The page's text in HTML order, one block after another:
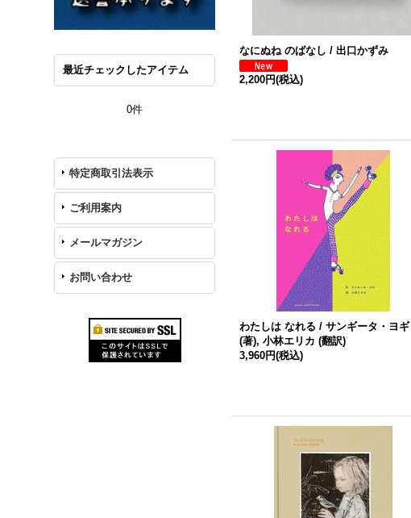
最近チェックしたアイテム
0件
特定商取引法表示
ご利用案内
メールマガジン
お問い合わせ
なにぬね のばなし / 出口かずみ
2,200円(税込)
わたしは なれる / サンギータ・ヨギ
(著), 小林エリカ (翻訳)
3,960円(税込)